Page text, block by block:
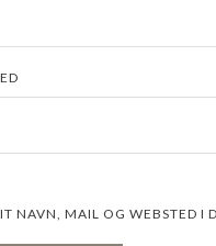
NAVN, MAIL OG WEBSTED I